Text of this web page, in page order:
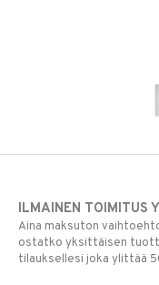
ILMAINEN TOIMITUS
Aina maksuton
ostatko yksittäisen
tilauksellesi joka ylittää